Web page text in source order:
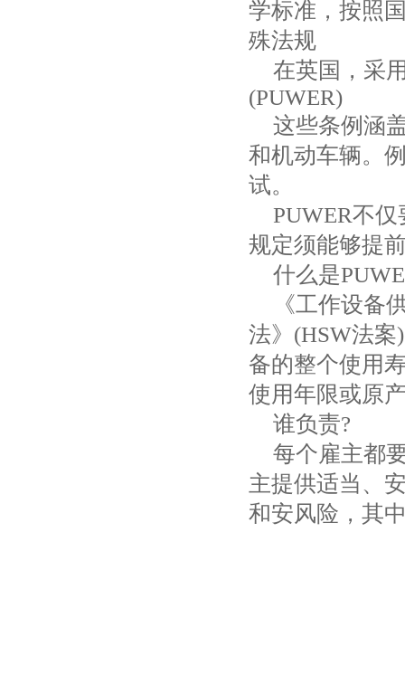
学标准，按照
殊法规
在英国，采
(PUWER)
这些条例涵
和机动车辆。
试。
PUWER不仅
规定须能够提
什么是
《工作设备
法》 (HSW法案)
备的整个使用
使用年限或原
谁负责?
每个雇主都
主提供适当、
和安风险，其